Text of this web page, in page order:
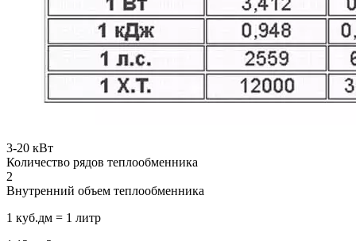
3-20 кВт
Количество рядов теплообменника
2
Внутренний объем теплообменника
1 куб.дм = 1 литр